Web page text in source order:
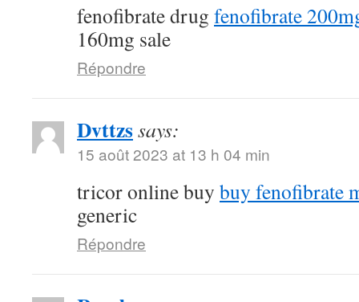
fenofibrate drug fenofibrate
160mg sale
Répondre
Dvttzssays:
15 août 2023 at 13 h 04 min
tricor online buy buy fenofibrate
generic
Répondre